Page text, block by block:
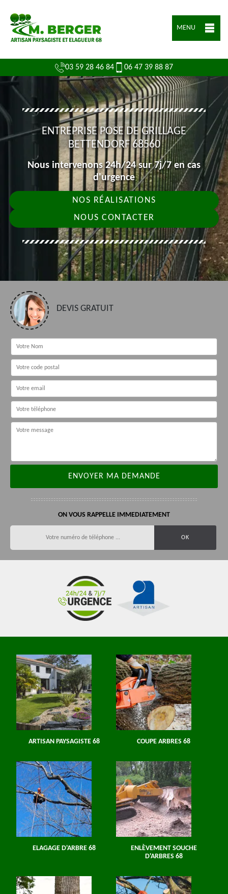
MENU
03 59 28 46 84 06 47 39 88 87
ENTREPRISE POSE DE GRILLAGE
BETTENDORF 68560
Nous intervenons 24h/24 sur 7j/7 en cas
d'urgence
NOS RÉALISATIONS
NOUS CONTACTER
DEVIS GRATUIT
ON VOUS RAPPELLE IMMEDIATEMENT
ARTISAN PAYSAGISTE 68 COUPE ARBRES 68
ELAGAGE D'ARBRE 68
ENLÈVEMENT SOUCHE
D'ARBRES 68